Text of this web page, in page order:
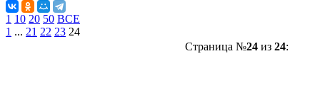
1 10 20 50 ВСЕ
1 ... 21 22 23 24
Страница №24из 24: